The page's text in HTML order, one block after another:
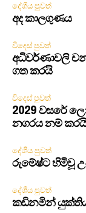
දේශීය පුවත්
අද කාලගුණය
විදෙස් පුවත්
අධිවර්ණාවලි
ගත කරයි
විදෙස් පුවත්
2029 වසරේ
නගරය නම් කරයි
දේශීය පුවත්
රුමේෂ්ට හිමිවූ
දේශීය පුවත්
කඩිනමින් යුක්තිය